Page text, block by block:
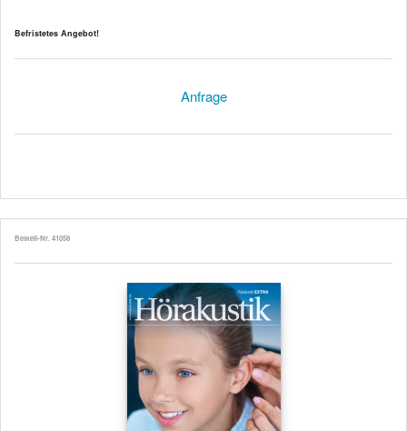
Befristetes Angebot!
Anfrage
Bestell-Nr. 41058